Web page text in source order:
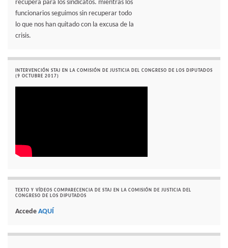
recupera para los sindicatos. mientras los
funcionarios seguimos sin recuperar todo
lo que nos han quitado con la excusa de la
crisis.
INTERVENCIÓN STAJ EN LA COMISIÓN DE JUSTICIA DEL CONGRESO DE LOS DIPUTADOS
(9 OCTUBRE 2017)
TEXTO Y VÍDEOS COMPARECENCIA DE STAJ EN LA COMISIÓN DE JUSTICIA DEL
CONGRESO DE LOS DIPUTADOS
Accede AQUÍ